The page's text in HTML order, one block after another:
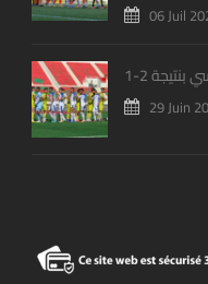
06 Juil
2-1
29 Juin